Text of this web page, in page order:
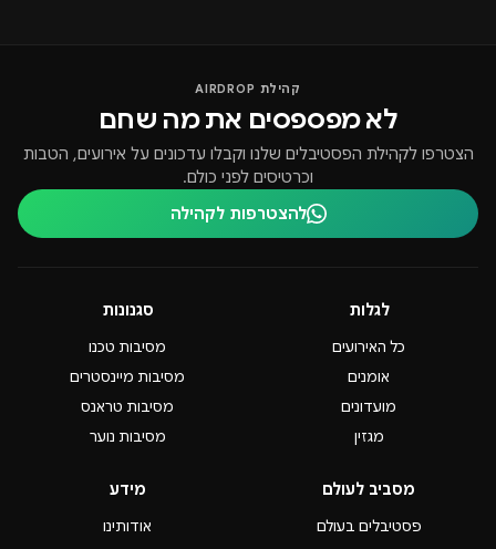
קהילת AIRDROP
לא מפספסים את מה שחם
הצטרפו לקהילת הפסטיבלים שלנו וקבלו עדכונים על אירועים, הטבות
וכרטיסים לפני כולם.
להצטרפות לקהילה
לגלות
כל האירועים
אומנים
מועדונים
מגזין
סגנונות
מסיבות טכנו
מסיבות מיינסטרים
מסיבות טראנס
מסיבות נוער
מסביב לעולם
פסטיבלים בעולם
מידע
אודותינו